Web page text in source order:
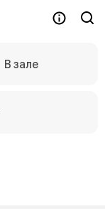
В зале